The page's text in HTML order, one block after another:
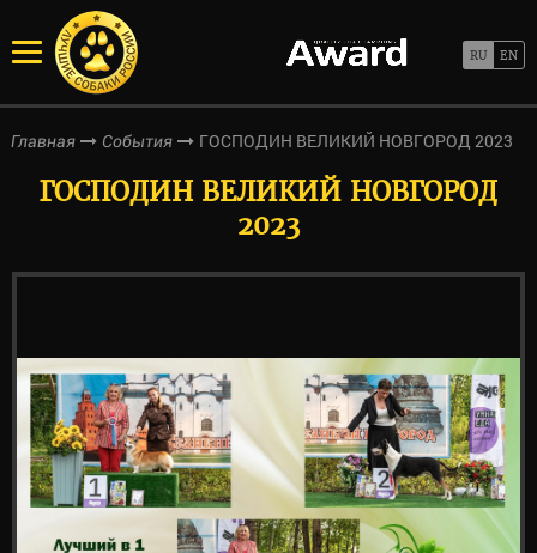
Главная События ГОСПОДИН ВЕЛИКИЙ НОВГОРОД 2023
ГОСПОДИН ВЕЛИКИЙ НОВГОРОД
2023